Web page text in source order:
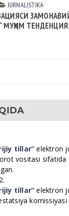
JURNALISTIKA
МУҲИМ
tillar” elektron
vositasi sifatida
tillar” elektron